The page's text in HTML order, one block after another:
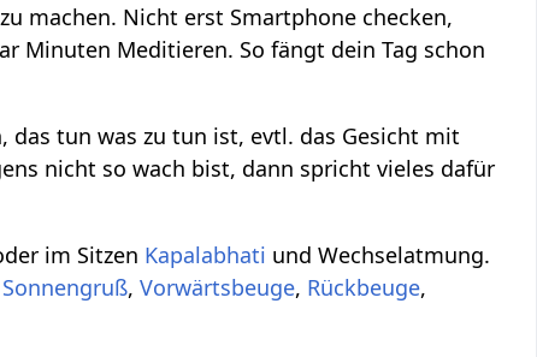
machen. Nicht erst Smartphone checken,
Minuten Meditieren. So fängt dein Tag schon
tun was zu tun ist, evtl. das Gesicht mit
nicht so wach bist, dann spricht vieles dafür
im Sitzen Kapalabhati und Wechselatmung.
Sonnengruß,Vorwärtsbeuge, Rückbeuge,